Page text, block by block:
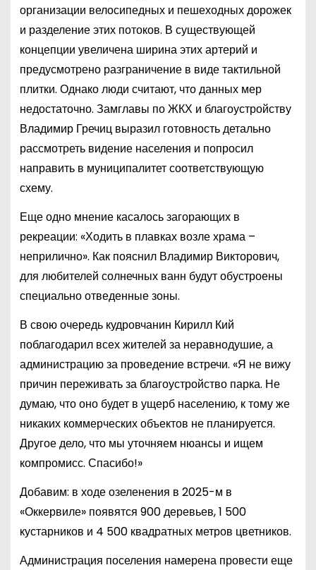
организации велосипедных и пешеходных дорожек
и разделение этих потоков. В существующей
концепции увеличена ширина этих артерий и
предусмотрено разграничение в виде тактильной
плитки. Однако люди считают, что данных мер
недостаточно. Замглавы по ЖКХ и благоустройству
Владимир Гречиц выразил готовность детально
рассмотреть видение населения и попросил
направить в муниципалитет соответствующую
схему.
Еще одно мнение касалось загорающих в
рекреации: «Ходить в плавках возле храма –
неприлично». Как пояснил Владимир Викторович,
для любителей солнечных ванн будут обустроены
специально отведенные зоны.
В свою очередь кудровчанин Кирилл Кий
поблагодарил всех жителей за неравнодушие, а
администрацию за проведение встречи. «Я не вижу
причин переживать за благоустройство парка. Не
думаю, что оно будет в ущерб населению, к тому же
никаких коммерческих объектов не планируется.
Другое дело, что мы уточняем нюансы и ищем
компромисс. Спасибо!»
Добавим: в ходе озеленения в 2025-м в
«Оккервиле» появятся 900 деревьев, 1 500
кустарников и 4 500 квадратных метров цветников.
Администрация поселения намерена провести еще